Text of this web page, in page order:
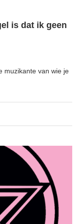
is dat ik geen
muzikante van wie je